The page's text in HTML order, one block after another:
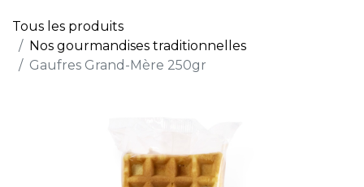
Tous les produits
Nos gourmandises traditionnelles
Gaufres Grand-Mère 250gr